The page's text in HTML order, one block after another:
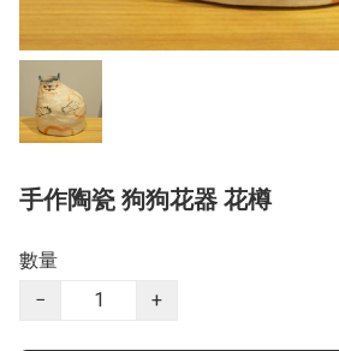
手作陶瓷 狗狗花器 花樽
數量
−
+